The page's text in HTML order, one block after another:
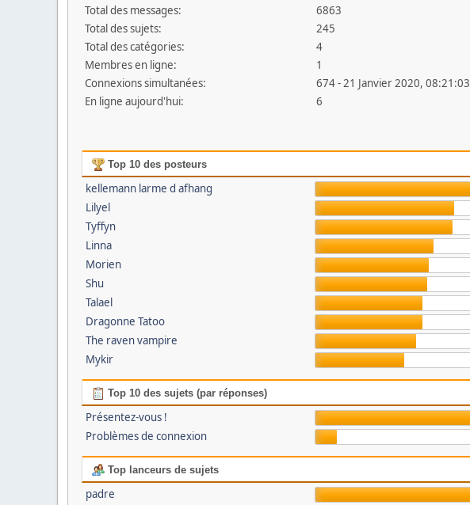
Total des messages:
6863
Total des sujets:
245
Total des catégories:
4
Membres en ligne:
1
Connexions simultanées:
674 - 21 Janvier 2020, 08:21:03
En ligne aujourd'hui:
6
Top 10 des posteurs
kellemann larme d afhang
Lilyel
Tyffyn
Linna
Morien
Shu
Talael
Dragonne Tatoo
The raven vampire
Mykir
Top 10 des sujets (par réponses)
Présentez-vous !
Problèmes de connexion
Top lanceurs de sujets
padre